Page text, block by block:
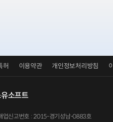
허 이용약관 개인정보처리방침
소프트
신고번호 : 2015-경기성남-0883호